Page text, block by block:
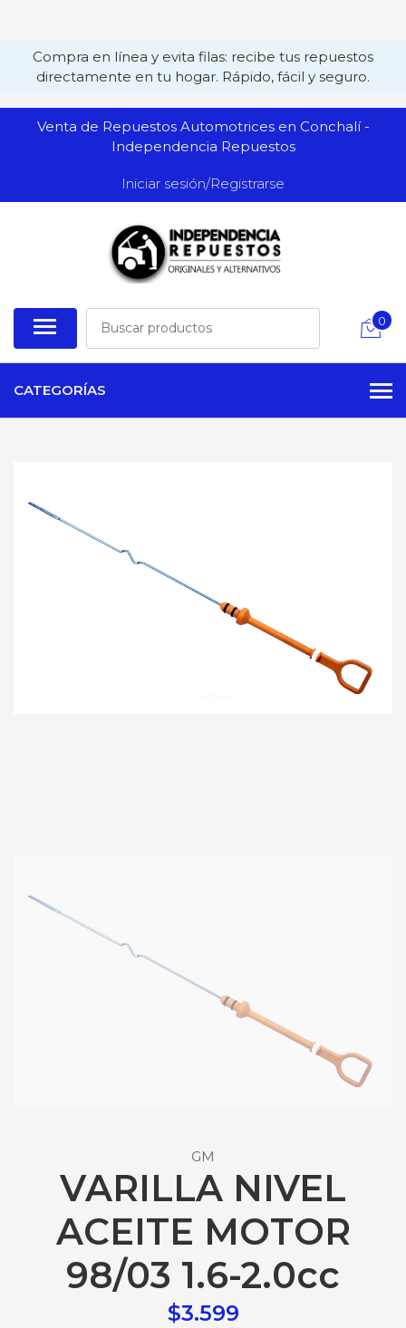
Compra en línea y evita filas: recibe tus repuestos
directamente en tu hogar. Rápido, fácil y seguro.
Venta de Repuestos Automotrices en Conchalí -
Independencia Repuestos
Iniciar sesión/Registrarse
0
CATEGORÍAS
GM
VARILLA NIVEL
ACEITE MOTOR
98/03 1.6-2.0cc
$3.599